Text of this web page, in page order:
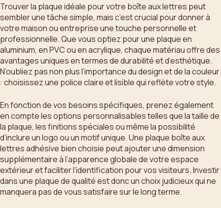
Trouver la plaque idéale pour votre boîte aux lettres peut
sembler une tâche simple, mais c’est crucial pour donner à
votre maison ou entreprise une touche personnelle et
professionnelle. Que vous optiez pour une plaque en
aluminium, en PVC ou en acrylique, chaque matériau offre des
avantages uniques en termes de durabilité et d’esthétique.
N’oubliez pas non plus l’importance du design et de la couleur
: choisissez une police claire et lisible qui reflète votre style.
En fonction de vos besoins spécifiques, prenez également
en compte les options personnalisables telles que la taille de
la plaque, les finitions spéciales ou même la possibilité
d’inclure un logo ou un motif unique. Une plaque boîte aux
lettres adhésive bien choisie peut ajouter une dimension
supplémentaire à l’apparence globale de votre espace
extérieur et faciliter l’identification pour vos visiteurs. Investir
dans une plaque de qualité est donc un choix judicieux qui ne
manquera pas de vous satisfaire sur le long terme.